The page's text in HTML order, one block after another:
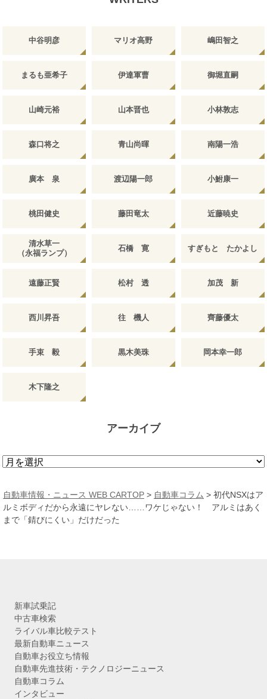
中谷明彦 マリオ高野 嶋田智之
まるも亜希子 伊達軍曹 御堀直嗣
山崎元裕 山本晋也 小林敦志
森口将之 青山尚暉 南陽一浩
廣本 泉 渡辺陽一郎 小鮒康一
桃田健史 藤田竜太 近藤暁史
清水草一
（永福ランプ）
石橋 寛 すぎもと たかよし
遠藤正賢 松村 透 加茂 新
西川昇吾 往 機人 齊藤優太
手束 毅 黒木美珠 岡本幸一郎
木下隆之
アーカイブ
ア
カ
イ
ブ
自動車情報・ニュース WEB CARTOP > 自動車コラム > 初代NSXはア
ルミボディだから永遠にヤレない……ワケじゃない！ アルミはあく
まで「錆びにくい」だけだった
新車試乗記
中古車検索
ライバル車比較テスト
最新自動車ニュース
自動車お役立ち情報
自動車先進技術・テクノロジーニュース
自動車コラム
インタビュー